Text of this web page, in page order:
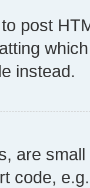
post
instead.
are
code,